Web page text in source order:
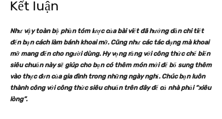
Kết luận
Như vậy toàn bộ phần tóm lược của bài viết đã hướng dẫn chi tiết
đến bạn cách làm bánh khoai mỡ. Cũng như các tác dụng mà khoai
mỡ mang đến cho người dùng. Hy vọng rằng với công thức chế biến
siêu chuẩn này sẽ giúp cho bạn có thêm món mới để bổ sung thêm
vào thực đơn của gia đình trong những ngày nghỉ. Chúc bạn luôn
thành công với công thức siêu chuẩn trên đây để cả nhà phải “xiêu
lòng”.